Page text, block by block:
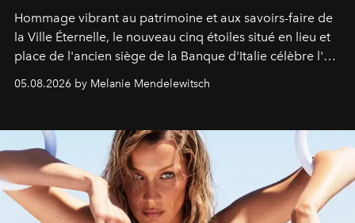
Hommage vibrant au patrimoine et aux savoirs-faire de
la Ville Éternelle, le nouveau cinq étoiles situé en lieu et
place de l'ancien siège de la Banque d'Italie célèbre l'art
de vivre Romain dans toute son élégance intemporelle.
05.08.2026 by Melanie Mendelewitsch